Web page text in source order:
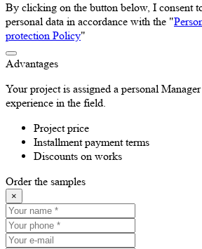
By clicking on the button below, I consent
personal data in accordance with the "
protection Policy"
Advantages
Your project is assigned a personal
experience in the field.
Project price
Installment payment terms
Discounts on works
Order the samples
×